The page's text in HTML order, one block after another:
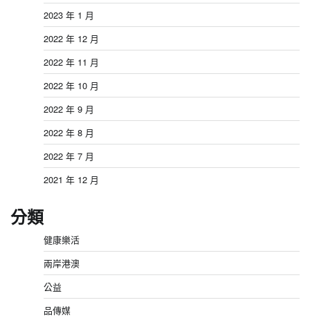
2023 年 1 月
2022 年 12 月
2022 年 11 月
2022 年 10 月
2022 年 9 月
2022 年 8 月
2022 年 7 月
2021 年 12 月
分類
健康樂活
兩岸港澳
公益
品傳媒